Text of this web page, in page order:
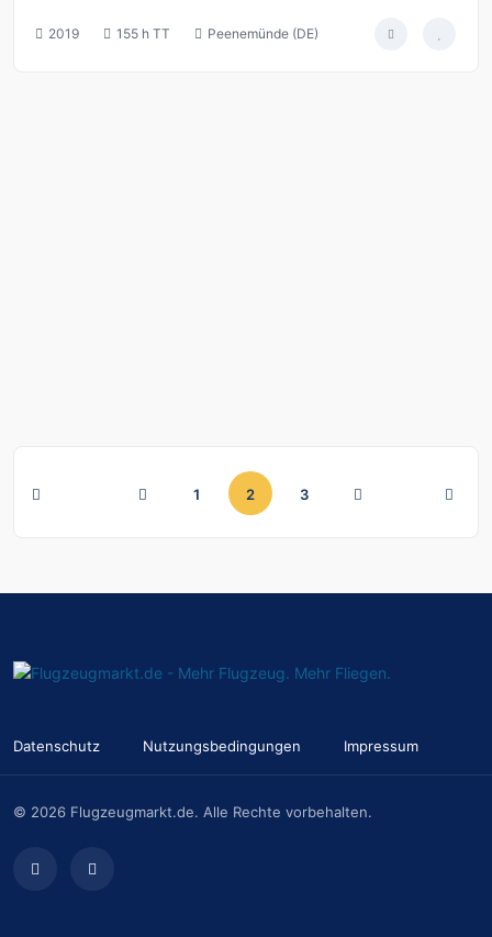
2019 155 h TT Peenemünde (DE)
1 2(aktuell)
3
Datenschutz Nutzungsbedingungen Impressum
© 2026 Flugzeugmarkt.de. Alle Rechte vorbehalten.